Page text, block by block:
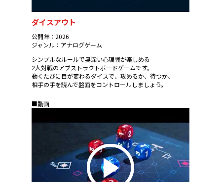
ダイスアウト
公開年：2026
ジャンル：アナログゲーム
シンプルなルールで奥深い心理戦が楽しめる
2人対戦のアブストラクトボードゲームです。
動くたびに目が変わるダイスで、攻めるか、待つか、
相手の手を読んで盤面をコントロールしましょう。
■動画